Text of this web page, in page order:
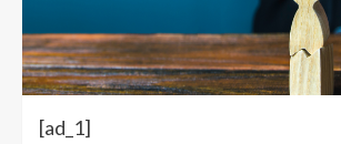
[ad_1]